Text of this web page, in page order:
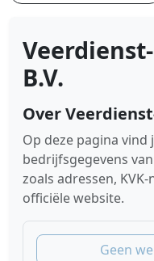
B.V.
Over
Op deze pagina
bedrijfsgegevens
zoals adressen,
officiële website.
Geen